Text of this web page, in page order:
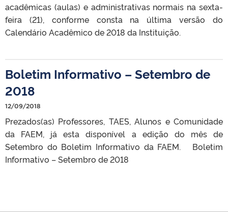
acadêmicas (aulas) e administrativas normais na sexta-
feira (21), conforme consta na última versão do
Calendário Acadêmico de 2018 da Instituição.
Boletim Informativo – Setembro de
2018
12/09/2018
Prezados(as) Professores, TAE´S, Alunos e Comunidade
da FAEM, já esta disponível a edição do mês de
Setembro do Boletim Informativo da FAEM. Boletim
Informativo – Setembro de 2018